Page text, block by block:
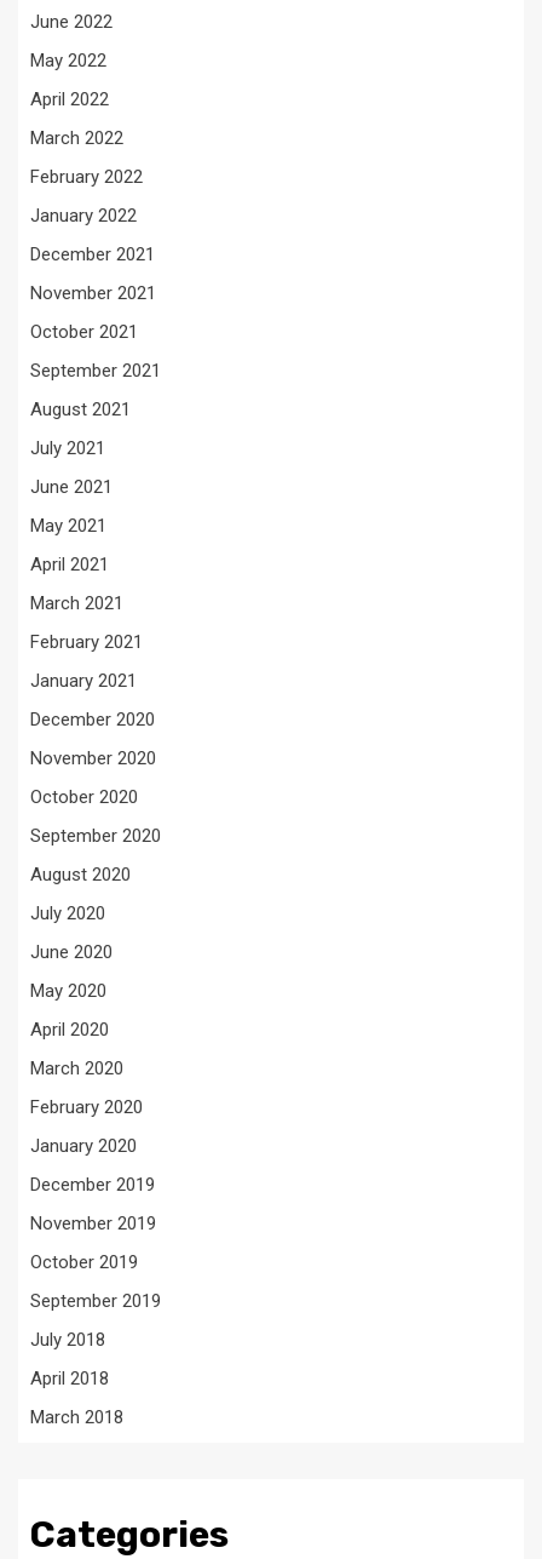
June 2022
May 2022
April 2022
March 2022
February 2022
January 2022
December 2021
November 2021
October 2021
September 2021
August 2021
July 2021
June 2021
May 2021
April 2021
March 2021
February 2021
January 2021
December 2020
November 2020
October 2020
September 2020
August 2020
July 2020
June 2020
May 2020
April 2020
March 2020
February 2020
January 2020
December 2019
November 2019
October 2019
September 2019
July 2018
April 2018
March 2018
Categories